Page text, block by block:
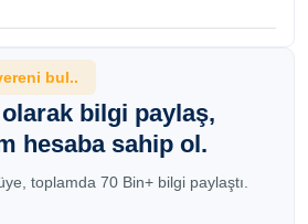
bul..
bilgi paylaş,
hesaba sahip ol.
toplamda 70 Bin+ bilgi paylaştı.